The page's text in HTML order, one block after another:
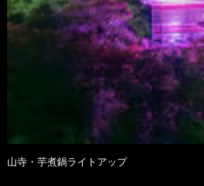
山寺・芋煮鍋ライトアップ